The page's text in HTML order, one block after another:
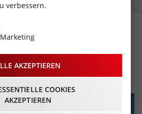
im Hoadl-
Haus
- Beginn 11:00 Uhr
verbessern.
Marketing
AKZEPTIEREN
COOKIES
AKZEPTIEREN